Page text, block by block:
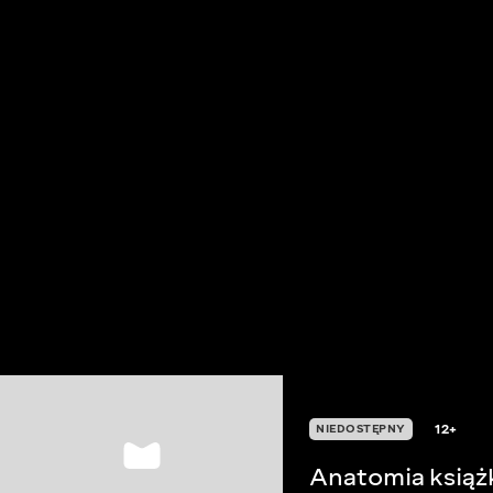
NIEDOSTĘPNY 12+
Anatomia